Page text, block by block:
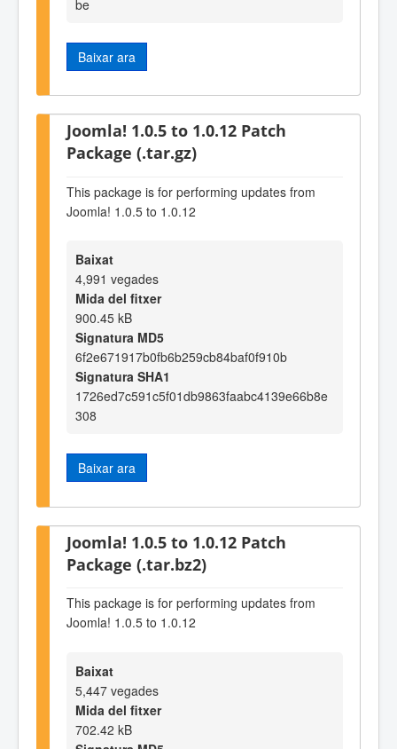
be
Baixar ara
Joomla! 1.0.5 to 1.0.12 Patch
Package (.tar.gz)
This package is for performing updates from
Joomla! 1.0.5 to 1.0.12
Baixat
4,991 vegades
Mida del fitxer
900.45 kB
Signatura MD5
6f2e671917b0fb6b259cb84baf0f910b
Signatura SHA1
1726ed7c591c5f01db9863faabc4139e66b8e
308
Baixar ara
Joomla! 1.0.5 to 1.0.12 Patch
Package (.tar.bz2)
This package is for performing updates from
Joomla! 1.0.5 to 1.0.12
Baixat
5,447 vegades
Mida del fitxer
702.42 kB